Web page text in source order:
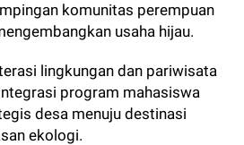
komunitas perempuan
usaha hijau.
lingkungan dan pariwisata
program mahasiswa
desa menuju destinasi
ekologi.